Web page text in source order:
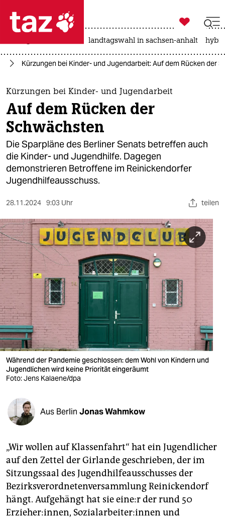
 taz zahl ich
taz zahl ich
themen
politik
öko
gesellschaft
kultur
sport
berlin
nord
wahrheit
verlag
verlag
veranstaltungen
shop
fragen & hilfe
abo
epaper login

taz zahl ich
landtagswahl in sachsen-anhalt
Kürzungen bei Kinder- und Jugendarbeit: Auf dem Rücken der
Kürzungen bei Kinder- und Jugendarbeit
Auf dem Rücken der
Schwächsten
Die Sparpläne des Berliner Senats betreffen auch
die Kinder- und Jugendhilfe. Dagegen
demonstrieren Betroffene im Reinickendorfer
Jugendhilfeausschuss.
28.11.2024 9:03 Uhr teilen
Während der Pandemie geschlossen: dem Wohl von Kindern und
Jugendlichen wird keine Priorität eingeräumt
Foto: Jens Kalaene/dpa
Aus Berlin Jonas Wahmkow
„Wir wollen auf Klassenfahrt“ hat ein Jugendlicher
auf den Zettel der Girlande geschrieben, der im
Sitzungssaal des Jugendhilfeausschusses der
Bezirksverordnetenversammlung Reinickendorf
hängt. Aufgehängt hat sie ei­ne:r der rund 50
Erzieher:innen, So­zi­al­ar­bei­te­r:in­nen und